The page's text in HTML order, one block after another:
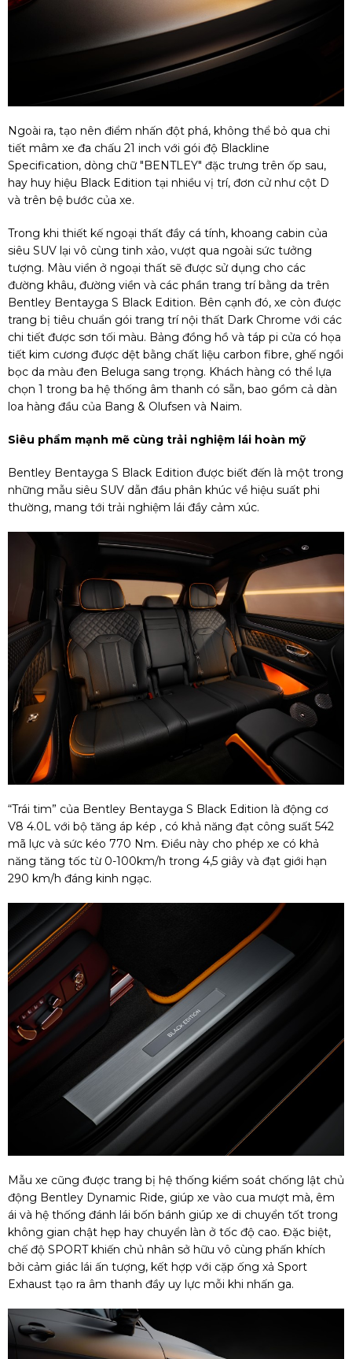
Ngoài ra, tạo nên điểm nhấn đột phá, không thể bỏ qua chi
tiết mâm xe đa chấu 21 inch với gói độ Blackline
Specification, dòng chữ "BENTLEY" đặc trưng trên ốp sau,
hay huy hiệu Black Edition tại nhiều vị trí, đơn cử như cột D
và trên bệ bước của xe.
Trong khi thiết kế ngoại thất đầy cá tính, khoang cabin của
siêu SUV lại vô cùng tinh xảo, vượt qua ngoài sức tưởng
tượng. Màu viền ở ngoại thất sẽ được sử dụng cho các
đường khâu, đường viền và các phần trang trí bằng da trên
Bentley Bentayga S Black Edition. Bên cạnh đó, xe còn được
trang bị tiêu chuẩn gói trang trí nội thất Dark Chrome với các
chi tiết được sơn tối màu. Bảng đồng hồ và táp pi cửa có họa
tiết kim cương được dệt bằng chất liệu carbon fibre, ghế ngồi
bọc da màu đen Beluga sang trọng. Khách hàng có thể lựa
chọn 1 trong ba hệ thống âm thanh có sẵn, bao gồm cả dàn
loa hàng đầu của Bang & Olufsen và Naim.
Siêu phẩm mạnh mẽ cùng trải nghiệm lái hoàn mỹ
Bentley Bentayga S Black Edition được biết đến là một trong
những mẫu siêu SUV dẫn đầu phân khúc về hiệu suất phi
thường, mang tới trải nghiệm lái đầy cảm xúc.
“Trái tim” của Bentley Bentayga S Black Edition là động cơ
V8 4.0L với bộ tăng áp kép , có khả năng đạt công suất 542
mã lực và sức kéo 770 Nm. Điều này cho phép xe có khả
năng tăng tốc từ 0-100km/h trong 4,5 giây và đạt giới hạn
290 km/h đáng kinh ngạc.
Mẫu xe cũng được trang bị hệ thống kiểm soát chống lật chủ
động Bentley Dynamic Ride, giúp xe vào cua mượt mà, êm
ái và hệ thống đánh lái bốn bánh giúp xe di chuyển tốt trong
không gian chật hẹp hay chuyển làn ở tốc độ cao. Đặc biệt,
chế độ SPORT khiến chủ nhân sở hữu vô cùng phấn khích
bởi cảm giác lái ấn tượng, kết hợp với cặp ống xả Sport
Exhaust tạo ra âm thanh đầy uy lực mỗi khi nhấn ga.